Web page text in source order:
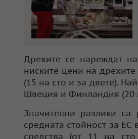
Дрехите се нареждат
ниските цени на
(15 на сто и за двете).
Швеция и Финландия (20
Значителни разлики
средната стойност за
средства (от 11 на